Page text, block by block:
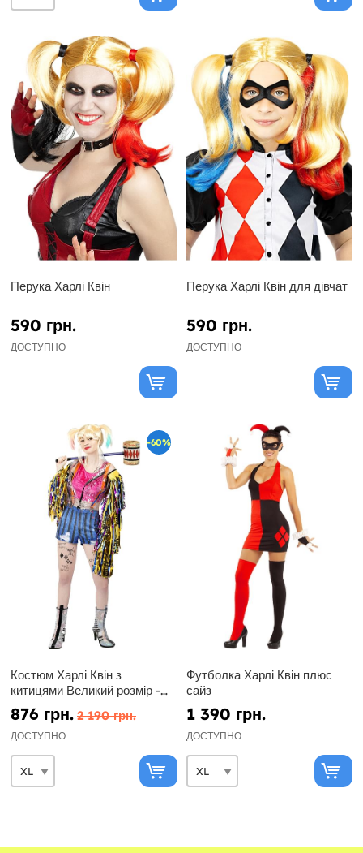
Перука Харлі Квін
590 грн.
ДОСТУПНО
Перука Харлі Квін для дівчат
590 грн.
ДОСТУПНО
-60%
Костюм Харлі Квін з
китицями Великий розмір -
Хижі пташки
876 грн. 2 190 грн.
ДОСТУПНО
Футболка Харлі Квін плюс
сайз
1 390 грн.
ДОСТУПНО